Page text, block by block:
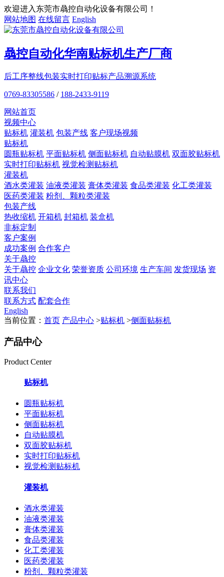
欢迎进入东莞市骉控自动化设备有限公司！
网站地图 在线留言 English
骉控自动化华南贴标机生产厂商
后工序整线包装实时打印贴标产品溯源系统
0769-83305586 / 188-2433-9119
网站首页
视频中心
贴标机 灌装机 包装产线 客户现场视频
贴标机
圆瓶贴标机 平面贴标机 侧面贴标机 自动贴膜机 双面胶贴标机
实时打印贴标机 视觉检测贴标机
灌装机
酒水类灌装 油液类灌装 膏体类灌装 食品类灌装 化工类灌装
医药类灌装 粉剂、颗粒类灌装
包装产线
热收缩机 开箱机 封箱机 装盒机
非标定制
客户案例
成功案例 合作客户
关于骉控
关于骉控 企业文化 荣誉资质 公司环境 生产车间 发货现场 资
讯中心
联系我们
联系方式 配套合作
English
当前位置： 首页 产品中心 >贴标机 >侧面贴标机
产品中心
Product Center
贴标机
圆瓶贴标机
平面贴标机
侧面贴标机
自动贴膜机
双面胶贴标机
实时打印贴标机
视觉检测贴标机
灌装机
酒水类灌装
油液类灌装
膏体类灌装
食品类灌装
化工类灌装
医药类灌装
粉剂、颗粒类灌装